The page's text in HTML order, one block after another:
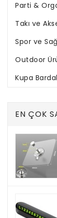
Parti &
Takı ve
Spor ve
Outdoor
Kupa
EN ÇOK